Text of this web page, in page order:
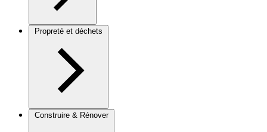
Propreté et déchets
Construire & Rénover